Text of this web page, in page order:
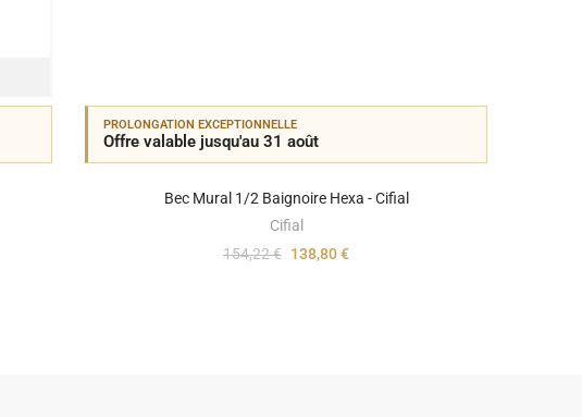
PROLONGATION EXCEPTIONNELLE
Offre valable jusqu'au 31 août
Bec Mural 1/2 Baignoire Hexa - Cifial
Cifial
154,22 € 138,80 €